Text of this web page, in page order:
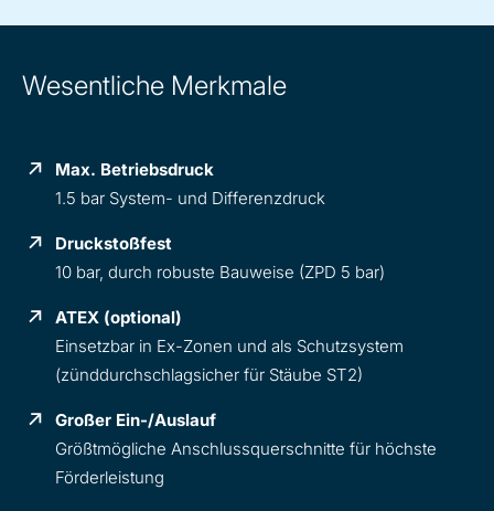
Wesentliche Merkmale
Max. Betriebsdruck
1.5 bar System- und Differenzdruck
Druckstoßfest
10 bar, durch robuste Bauweise (ZPD 5 bar)
ATEX (optional)
Einsetzbar in Ex-Zonen und als Schutzsystem
(zünddurchschlagsicher für Stäube ST2)
Großer Ein-/Auslauf
Größtmögliche Anschlussquerschnitte für höchste
Förderleistung